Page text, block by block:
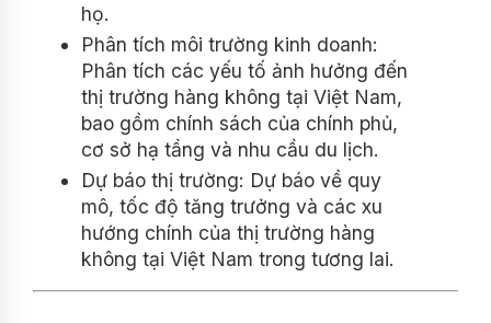
họ.
Phân tích môi trường kinh doanh:
Phân tích các yếu tố ảnh hưởng đến
thị trường hàng không tại Việt Nam,
bao gồm chính sách của chính phủ,
cơ sở hạ tầng và nhu cầu du lịch.
Dự báo thị trường: Dự báo về quy
mô, tốc độ tăng trưởng và các xu
hướng chính của thị trường hàng
không tại Việt Nam trong tương lai.